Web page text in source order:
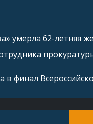
умерла 62-летняя
финал